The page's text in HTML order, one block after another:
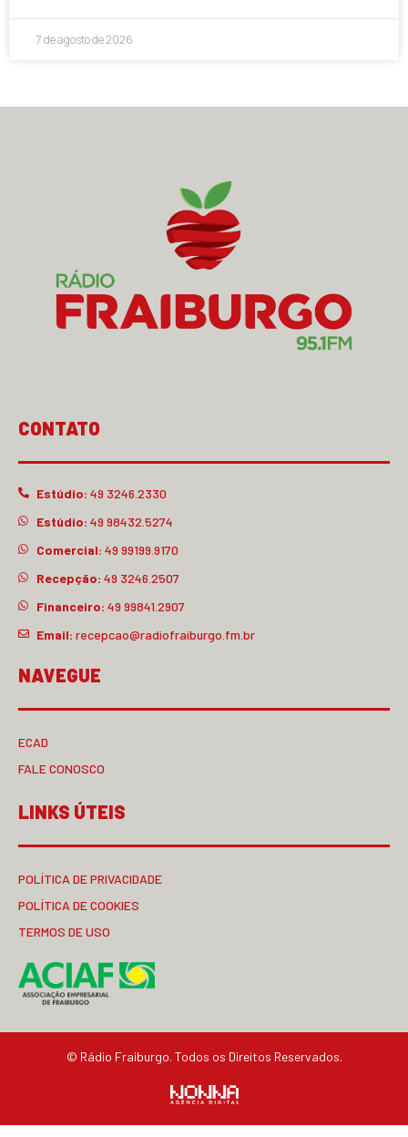
7 de agosto de 2026
CONTATO
Estúdio: 49 3246.2330
Estúdio: 49 98432.5274
Comercial: 49 99199.9170
Recepção: 49 3246.2507
Financeiro: 49 99841.2907
Email: recepcao@radiofraiburgo.fm.br
NAVEGUE
ECAD
FALE CONOSCO
LINKS ÚTEIS
POLÍTICA DE PRIVACIDADE
POLÍTICA DE COOKIES
TERMOS DE USO
© Rádio Fraiburgo. Todos os Direitos Reservados.